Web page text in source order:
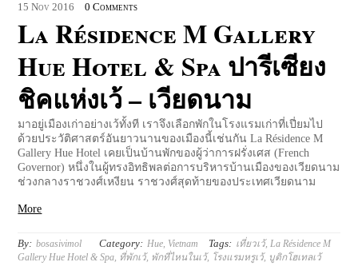
15 Nov 2016 0 Comments
La Résidence M Gallery
Hue Hotel & Spa ปารีเซียง
ชิคแห่งเว้ – เวียดนาม
มาอยู่เมืองเก่าอย่างเว้ทั้งที เราจึงเลือกพักในโรงแรมเก่าที่เปี่ยมไป
ด้วยประวัติศาสตร์อันยาวนานของเมืองนี้เช่นกัน La Résidence M
Gallery Hue Hotel เคยเป็นบ้านพักของผู้ว่าการฝรั่งเศส (French
Governor) หนึ่งในผู้ทรงอิทธิพลต่อการบริหารบ้านเมืองของเวียดนาม
ช่วงกลางราชวงศ์เหงียน ราชวงศ์สุดท้ายของประเทศเวียดนาม
More
By: bosasivimol Category: Hue, Vietnam Tags: เที่ยวเว้, La Résidence M
Gallery Hue Hotel & Spa, ที่พักเว้, พักที่ไหนในเว้, โรงแรมหรูเว้, บูติกโฮเทลเว้